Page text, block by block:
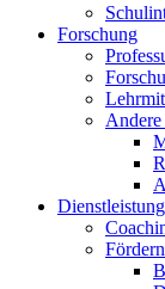
Forschung